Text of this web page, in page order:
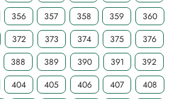
356 357 358 359
360
372 373 374 375
376
388 389 390 391
392
404 405 406 407
408